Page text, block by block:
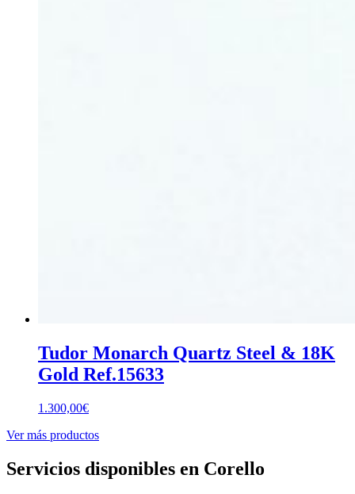
Tudor Monarch Quartz Steel & 18K
Gold Ref.15633
1.300,00€
Ver más productos
Servicios disponibles en Corello